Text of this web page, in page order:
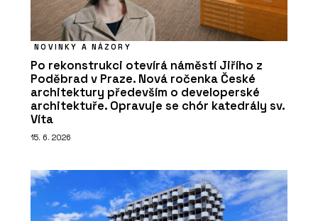
NOVINKY A NÁZORY
Po rekonstrukci otevírá náměstí Jiřího z
Poděbrad v Praze. Nová ročenka České
architektury především o developerské
architektuře. Opravuje se chór katedrály sv.
Víta
15. 6. 2026